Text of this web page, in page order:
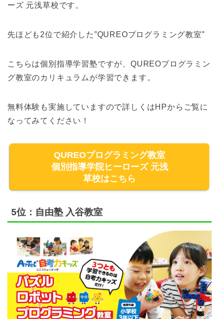
ーズ 元浅草校です。
先ほども2位で紹介した”QUREOプログラミング教室”
こちらは個別指導学習塾ですが、QUREOプログラミン
グ教室のカリキュラムが学習できます。
無料体験も実施していますので詳しくはHPからご覧に
なってみてください！
QUREOプログラミング教室
個別指導学院ヒーローズ 元浅
草校はこちら
5位：自由塾 入谷教室